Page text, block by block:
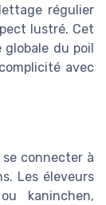
régulier
lustré. Cet
du poil
avec
connecter à
Les éleveurs
kaninchen,